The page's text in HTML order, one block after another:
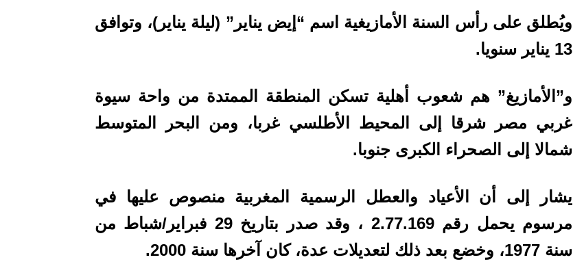
ويُطلق على رأس السنة الأمازيغية اسم “إيض يناير” (ليلة يناير)، وتوافق
13 يناير سنويا.
و”الأمازيغ” هم شعوب أهلية تسكن المنطقة الممتدة من واحة سيوة
غربي مصر شرقا إلى المحيط الأطلسي غربا، ومن البحر المتوسط
شمالا إلى الصحراء الكبرى جنوبا.
يشار إلى أن الأعياد والعطل الرسمية المغربية منصوص عليها في
مرسوم يحمل رقم 2.77.169 ، وقد صدر بتاريخ 29 فبراير/شباط من
سنة 1977، وخضع بعد ذلك لتعديلات عدة، كان آخرها سنة 2000.